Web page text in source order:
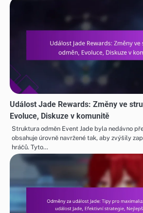
Událost Jade Rewards: Změny ve
Evoluce, Diskuze v komunitě
Struktura odměn Event Jade byla nedávno
obsahuje úrovně navržené tak, aby zvýšily
hráčů. Tyto…